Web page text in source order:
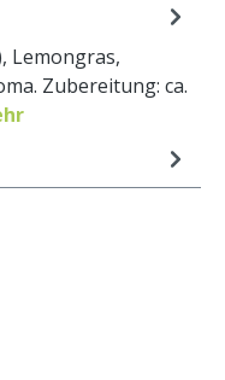
Lemongras,
Zubereitung: ca.